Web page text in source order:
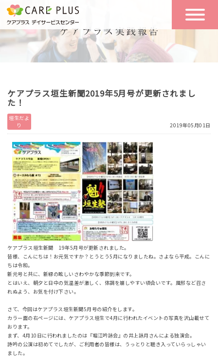
こんな方に
おすすめ
一日の流れ
一日体験
空き状況
リクルート
お問い合わせ
体験希望
ケアプラス垣生新聞2019年5月号が更新されまし
た！
垣生だよ
り
2019年05月01日
ケアプラス垣生新聞 19年5月号が更新されました。
皆様、こんにちは！お元気ですか？とうとう5月になりましたね。さよなら平成。こんに
ちは令和。
新元号と共に、新緑の眩しいさわやかな季節到来です。
とはいえ、朝夕と日中の気温差が激しく、体調を崩しやすい頃合いです。風邪など召さ
れぬよう、お気を付け下さい。
さて、今回はケアプラス垣生新聞5月号の紹介をします。
カラー面の右ページには、ケアプラス垣生で4月に行われたイベントの写真を沢山載せて
おります。
まず、4月10日に行われましたのは『堀江吟詠会』の井上詠月さんによる独演会。
詩吟の公演は初めてでしたが、ご利用者の皆様は、うっとりと聴き入っていらっしゃい
ました。